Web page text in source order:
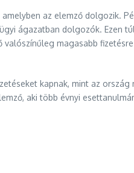
az elemző dolgozik.
ágazatban dolgozók. Ezen
magasabb
kapnak, mint az
aki több évnyi